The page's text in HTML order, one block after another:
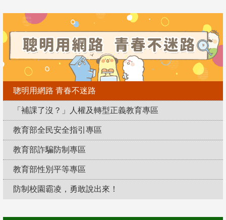
聰明用網路 青春不迷路
「補課了沒？」人權及轉型正義教育專區
教育部全民安全指引專區
教育部詐騙防制專區
教育部性別平等專區
防制校園霸凌，勇敢說出來！